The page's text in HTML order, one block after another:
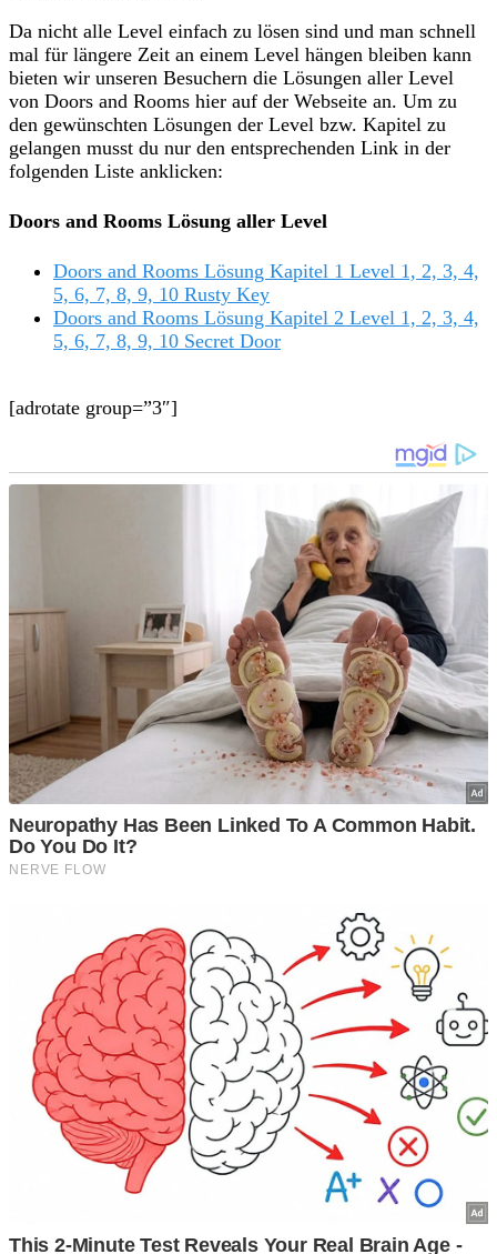
Da nicht alle Level einfach zu lösen sind und man schnell
mal für längere Zeit an einem Level hängen bleiben kann
bieten wir unseren Besuchern die Lösungen aller Level
von Doors and Rooms hier auf der Webseite an. Um zu
den gewünschten Lösungen der Level bzw. Kapitel zu
gelangen musst du nur den entsprechenden Link in der
folgenden Liste anklicken:
Doors and Rooms Lösung aller Level
Doors and Rooms Lösung Kapitel 1 Level 1, 2, 3, 4,
5, 6, 7, 8, 9, 10 Rusty Key
Doors and Rooms Lösung Kapitel 2 Level 1, 2, 3, 4,
5, 6, 7, 8, 9, 10 Secret Door
[adrotate group=”3″]